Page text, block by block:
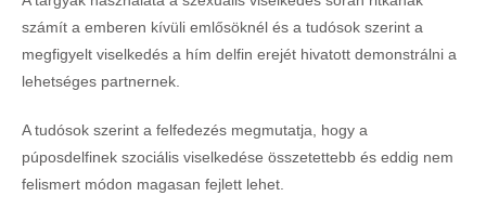
számít a emberen kívüli emlősöknél és a tudósok szerint a
megfigyelt viselkedés a hím delfin erejét hivatott demonstrálni a
lehetséges partnernek.
A tudósok szerint a felfedezés megmutatja, hogy a
púposdelfinek szociális viselkedése összetettebb és eddig nem
felismert módon magasan fejlett lehet.